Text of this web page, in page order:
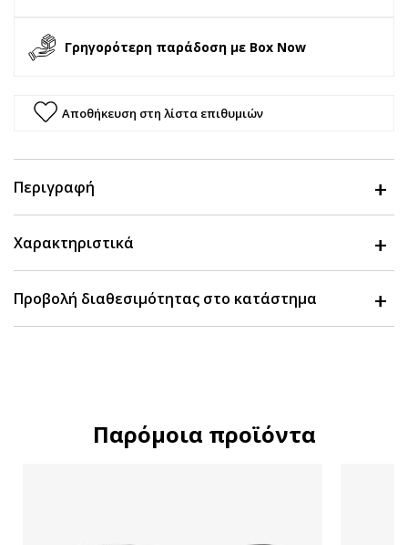
Γρηγορότερη παράδοση με Box Now
Αποθήκευση στη λίστα επιθυμιών
Περιγραφή
Χαρακτηριστικά
Προβολή διαθεσιμότητας στο κατάστημα
Παρόμοια προϊόντα